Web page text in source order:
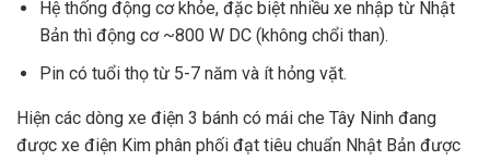
Hệ thống động cơ khỏe, đặc biệt nhiều xe nhập từ Nhật
Bản thì động cơ ~800 W DC (không chổi than).
Pin có tuổi thọ từ 5-7 năm và ít hỏng vặt.
Hiện các dòng xe điện 3 bánh có mái che Tây Ninh đang
được xe điện Kim phân phối đạt tiêu chuẩn Nhật Bản được